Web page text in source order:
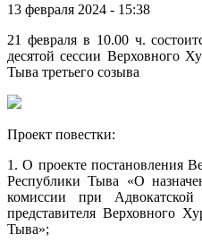
13 февраля 2024 - 15:38
21 февраля в 10.00 ч.
десятой сессии Верховного
Тыва третьего созыва
Проект повестки:
1. О проекте постановления
Республики Тыва «О
комиссии при
представителя Верховного
Тыва»;